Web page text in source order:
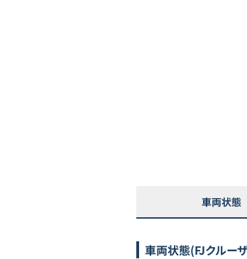
車両状態
車両状態(FJクルー